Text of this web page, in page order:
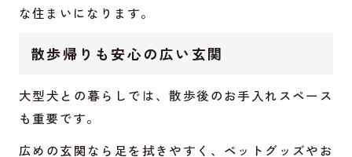
な住まいになります。
散歩帰りも安心の広い玄関
大型犬との暮らしでは、散歩後のお手入れスペース
も重要です。
広めの玄関なら足を拭きやすく、ペットグッズやお